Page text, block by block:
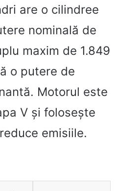
are o cilindree
nominală de
maxim de 1.849
o putere de
Motorul este
V și folosește
emisiile.